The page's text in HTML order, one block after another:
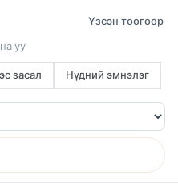
уу
засал Нүдний эмнэлэг